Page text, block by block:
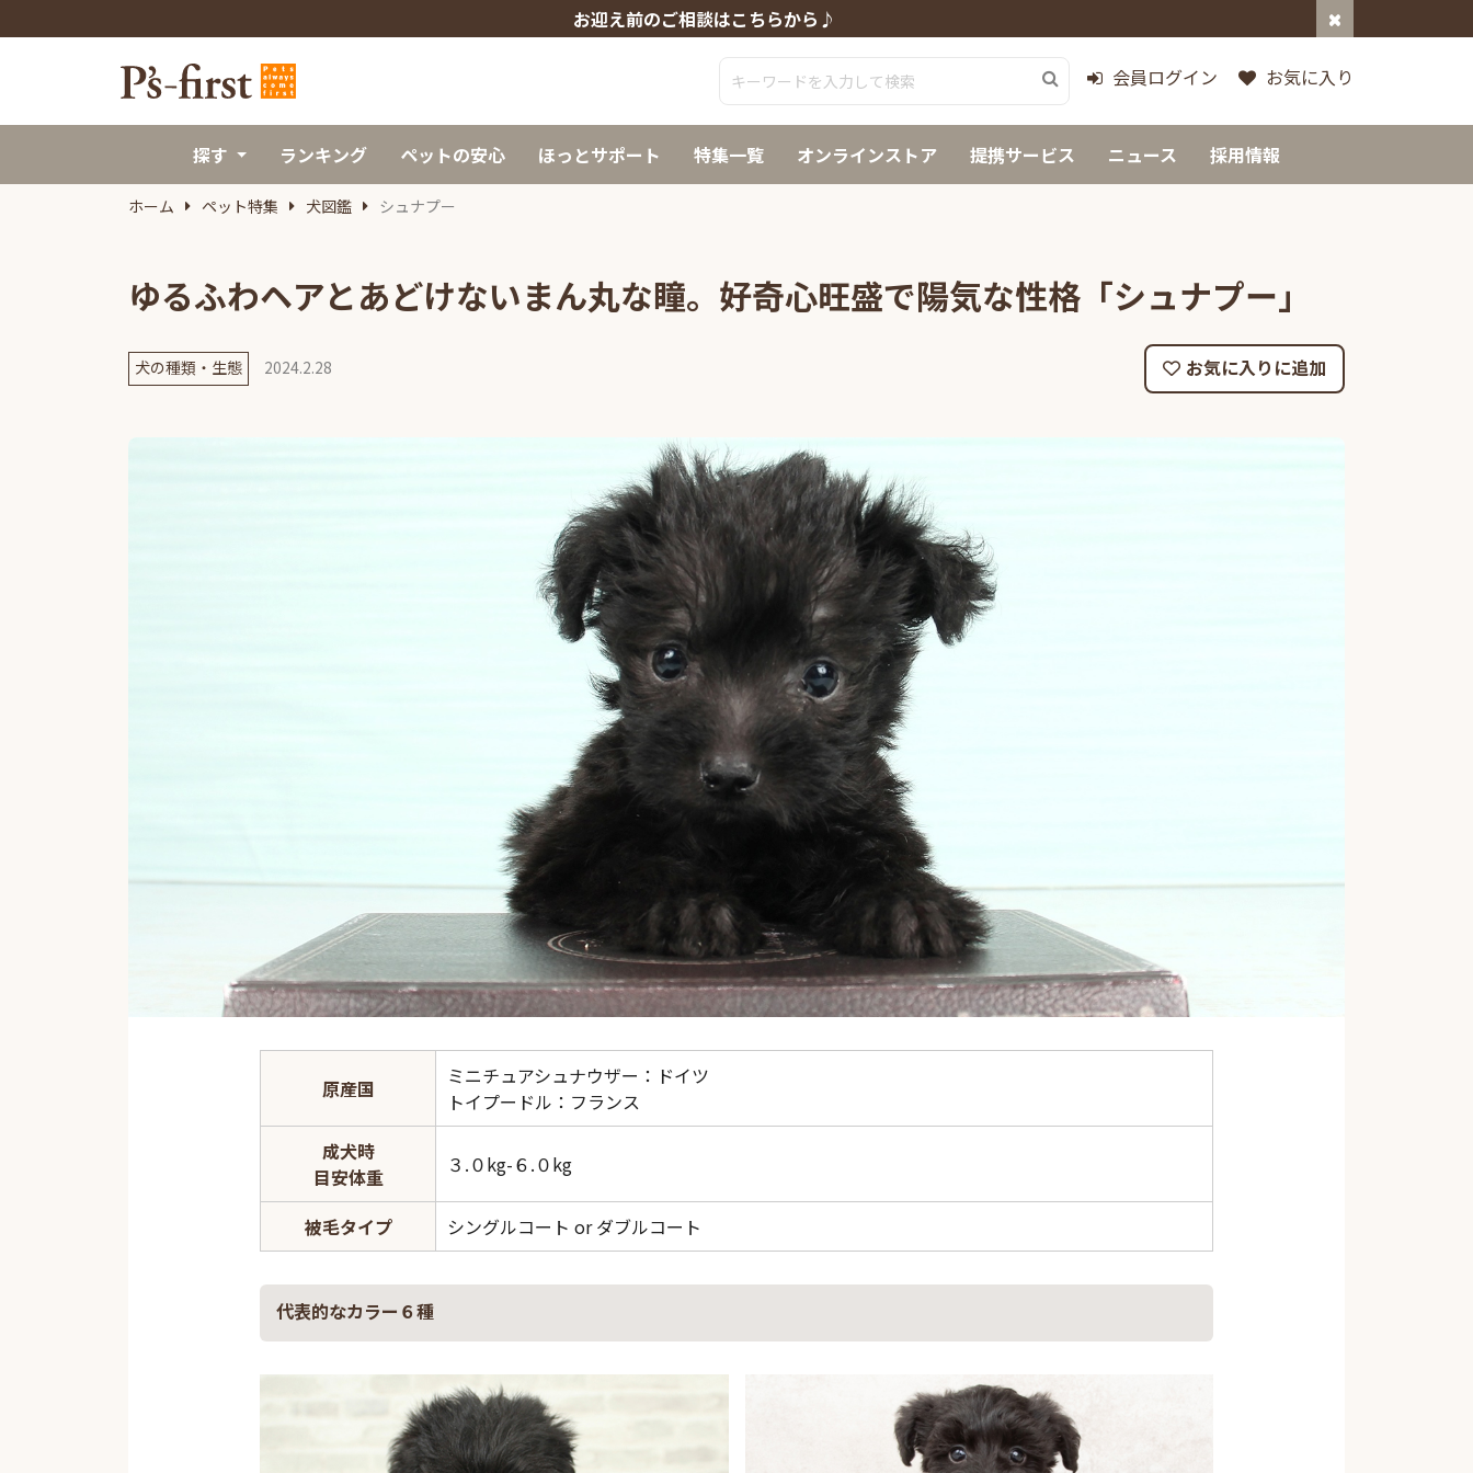
お迎え前のご相談はこちらから♪
会員ログイン お気に入り
探す ランキング ペットの安心 ほっとサポート 特集一覧 オンラインストア 提携サービス ニュース 採用情報
ホーム ペット特集 犬図鑑 シュナプー
ゆるふわヘアとあどけないまん丸な瞳。好奇心旺盛で陽気な性格「シュナプー」
犬の種類・生態 2024.2.28 お気に入りに追加
原産国
ミニチュアシュナウザー：ドイツ
トイプードル：フランス
成犬時
目安体重
３.０kg-６.０kg
被毛タイプ シングルコート or ダブルコート
代表的なカラー６種